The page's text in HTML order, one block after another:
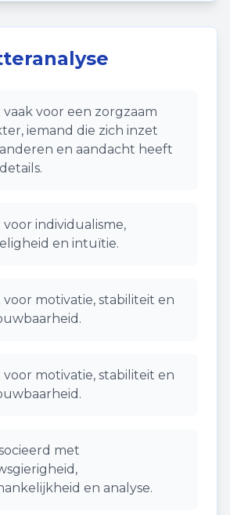
vaak voor een zorgzaam
iemand die zich inzet
en aandacht heeft
voor individualisme,
en intuïtie.
voor motivatie, stabiliteit en
voor motivatie, stabiliteit en
met
en analyse.